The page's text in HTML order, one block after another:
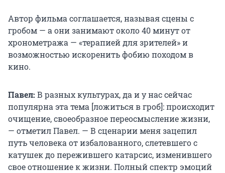
Автор фильма соглашается, называя сцены с
гробом — а они занимают около 40 минут от
хронометража — «терапией для зрителей» и
возможностью искоренить фобию походом в
кино.
Павел: В разных культурах, да и у нас сейчас
популярна эта тема [ложиться в гроб]: происходит
очищение, своеобразное переосмысление жизни,
— отметил Павел. — В сценарии меня зацепил
путь человека от избалованного, слетевшего с
катушек до пережившего катарсис, изменившего
свое отношение к жизни. Полный спектр эмоций